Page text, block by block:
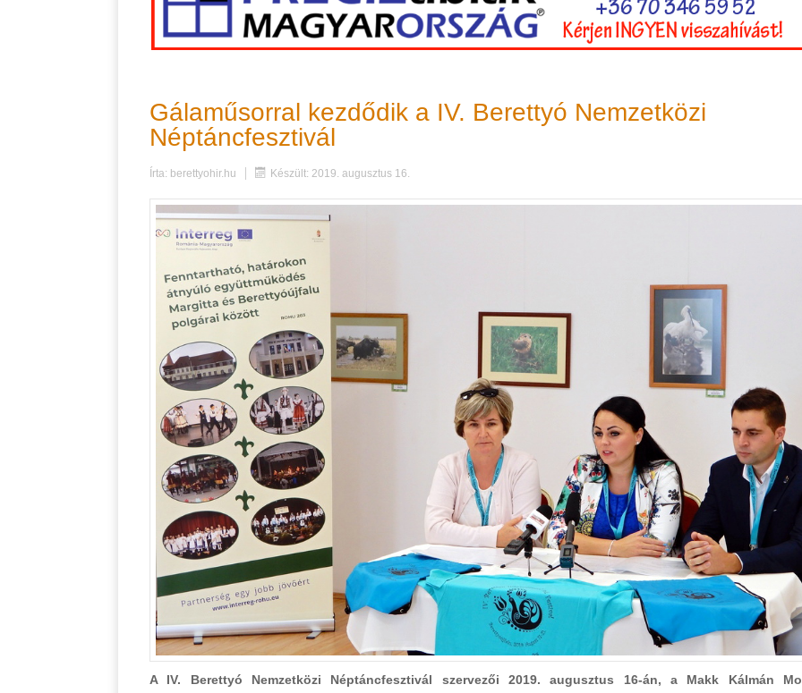
Gálaműsorral kezdődik a IV. Berettyó Nemzetközi
Néptáncfesztivál
Írta: berettyohir.hu Készült: 2019. augusztus 16.
A IV. Berettyó Nemzetközi Néptáncfesztivál szervezői 2019. augusztus 16-án, a Makk Kálmán